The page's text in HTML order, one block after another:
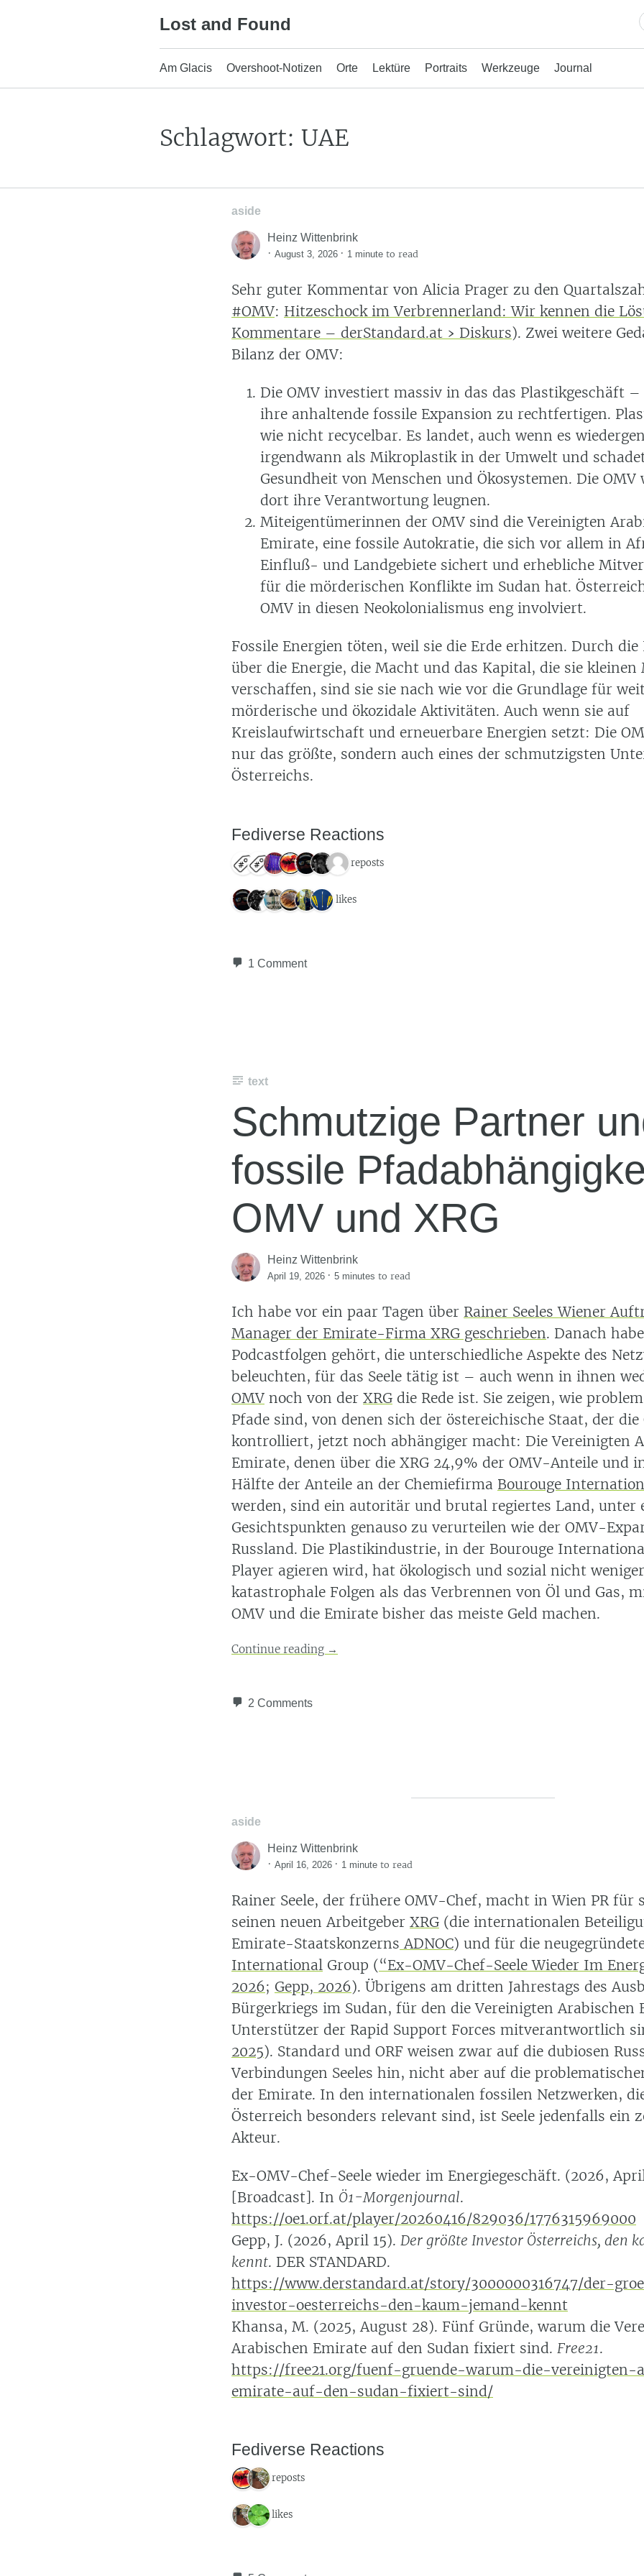
Lost and Found
Am Glacis Overshoot-Notizen Orte Lektüre Portraits Werkzeuge Journal
Schlagwort: UAE
aside
Heinz Wittenbrink
· August 3, 2026 · 1 minute to read
Sehr guter Kommentar von Alicia Prager zu den
#OMV: Hitzeschock im Verbrennerland: Wir kennen die
Kommentare – derStandard.at › Diskurs). Zwei weitere
Bilanz der OMV:
Die OMV investiert massiv in das das Plastikgeschäft
ihre anhaltende fossile Expansion zu rechtfertigen.
wie nicht recycelbar. Es landet, auch wenn es
irgendwann als Mikroplastik in der Umwelt und
Gesundheit von Menschen und Ökosystemen. Die OMV
dort ihre Verantwortung leugnen.
Miteigentümerinnen der OMV sind die Vereinigten
Emirate, eine fossile Autokratie, die sich vor allem in
Einfluß- und Landgebiete sichert und erhebliche
für die mörderischen Konflikte im Sudan hat.
OMV in diesen Neokolonialismus eng involviert.
Fossile Energien töten, weil sie die Erde erhitzen. Durch
über die Energie, die Macht und das Kapital, die sie
verschaffen, sind sie sie nach wie vor die Grundlage für
mörderische und ökozidale Aktivitäten. Auch wenn sie auf
Kreislaufwirtschaft und erneuerbare Energien setzt: Die
nur das größte, sondern auch eines der schmutzigsten
Österreichs.
Fediverse Reactions
7 reposts
6 likes
1 Comment
text
Schmutzige Partner
fossile
OMV und XRG
Heinz Wittenbrink
April 19, 2026 · 5 minutes to read
Ich habe vor ein paar Tagen über Rainer Seeles Wiener
Manager der Emirate-Firma XRG geschrieben. Danach
Podcastfolgen gehört, die unterschiedliche Aspekte des
beleuchten, für das Seele tätig ist – auch wenn in ihnen
OMV noch von der XRG die Rede ist. Sie zeigen, wie
Pfade sind, von denen sich der östereichische Staat, der die
kontrolliert, jetzt noch abhängiger macht: Die Vereinigten
Emirate, denen über die XRG 24,9% der OMV-Anteile und
Hälfte der Anteile an der Chemiefirma Bourouge
werden, sind ein autoritär und brutal regiertes Land, unter
Gesichtspunkten genauso zu verurteilen wie der OMV-
Russland. Die Plastikindustrie, in der Bourouge
Player agieren wird, hat ökologisch und sozial nicht weniger
katastrophale Folgen als das Verbrennen von Öl und Gas,
OMV und die Emirate bisher das meiste Geld machen.
Continue reading →
2 Comments
aside
Heinz Wittenbrink
· April 16, 2026 · 1 minute to read
Rainer Seele, der frühere OMV-Chef, macht in Wien PR für
seinen neuen Arbeitgeber XRG (die internationalen
Emirate-Staatskonzerns ADNOC) und für die
International Group (“Ex-OMV-Chef-Seele Wieder Im
2026; Gepp, 2026). Übrigens am dritten Jahrestags des
Bürgerkriegs im Sudan, für den die Vereinigten Arabischen
Unterstützer der Rapid Support Forces mitverantwortlich
2025). Standard und ORF weisen zwar auf die dubiosen
Verbindungen Seeles hin, nicht aber auf die
der Emirate. In den internationalen fossilen Netzwerken,
Österreich besonders relevant sind, ist Seele jedenfalls ein
Akteur.
Ex-OMV-Chef-Seele wieder im Energiegeschäft. (2026,
[Broadcast]. In Ö1-Morgenjournal.
https://oe1.orf.at/player/20260416/829036/1776315969000
Gepp, J. (2026, April 15). Der größte Investor Österreichs, den
kennt. DER STANDARD.
https://www.derstandard.at/story/3000000316747/der-
investor-oesterreichs-den-kaum-jemand-kennt
Khansa, M. (2025, August 28). Fünf Gründe, warum die
Arabischen Emirate auf den Sudan fixiert sind. Free21.
https://free21.org/fuenf-gruende-warum-die-vereinigten-
emirate-auf-den-sudan-fixiert-sind/
Fediverse Reactions
2 reposts
2 likes